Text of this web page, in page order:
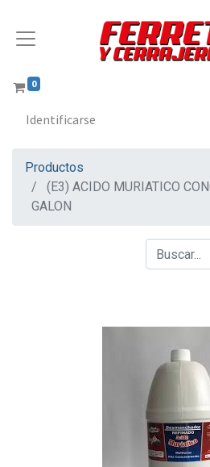
0
Identificarse
Productos
(E3) ACIDO MURIATICO
GALON